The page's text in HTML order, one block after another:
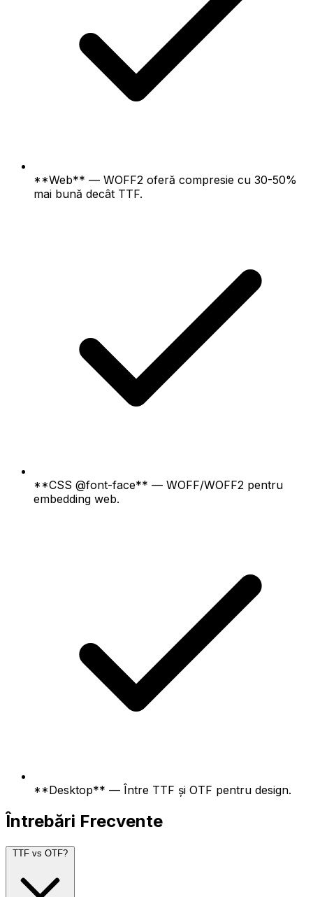
**Web** — WOFF2 oferă compresie cu 30-50%
mai bună decât TTF.
**CSS @font-face** — WOFF/WOFF2 pentru
embedding web.
**Desktop** — Între TTF și OTF pentru design.
Întrebări Frecvente
TTF vs OTF?